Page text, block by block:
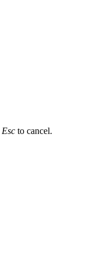
Esc to cancel.